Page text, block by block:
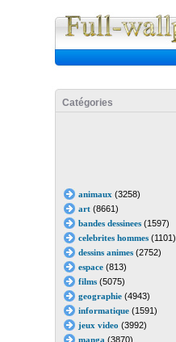
Catégories
animaux (3258)
art(8661)
bandes dessinees(1597)
celebrites hommes(1101)
dessins animes(2752)
espace(813)
films(5075)
geographie(4943)
informatique(1591)
jeux video (3992)
manga (3870)